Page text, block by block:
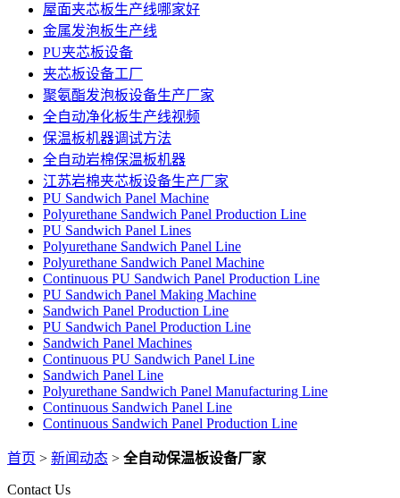
屋面夹芯板生产线哪家好
金属发泡板生产线
PU夹芯板设备
夹芯板设备工厂
聚氨酯发泡板设备生产厂家
全自动净化板生产线视频
保温板机器调试方法
全自动岩棉保温板机器
江苏岩棉夹芯板设备生产厂家
PU Sandwich Panel Machine
Polyurethane Sandwich Panel Production Line
PU Sandwich Panel Lines
Polyurethane Sandwich Panel Line
Polyurethane Sandwich Panel Machine
Continuous PU Sandwich Panel Production Line
PU Sandwich Panel Making Machine
Sandwich Panel Production Line
PU Sandwich Panel Production Line
Sandwich Panel Machines
Continuous PU Sandwich Panel Line
Sandwich Panel Line
Polyurethane Sandwich Panel Manufacturing Line
Continuous Sandwich Panel Line
Continuous Sandwich Panel Production Line
首页 > 新闻动态 > 全自动保温板设备厂家
Contact Us